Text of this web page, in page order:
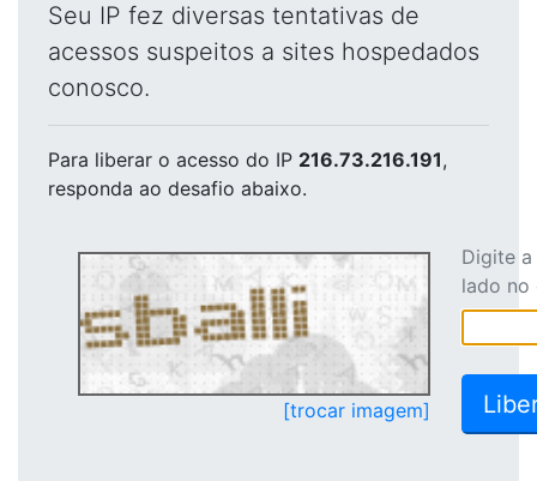
Seu IP fez diversas tentativas de
acessos suspeitos a sites hospedados
conosco.
Para liberar o acesso do IP 216.73.216.191,
responda ao desafio abaixo.
[trocar imagem]
Digite
lado no